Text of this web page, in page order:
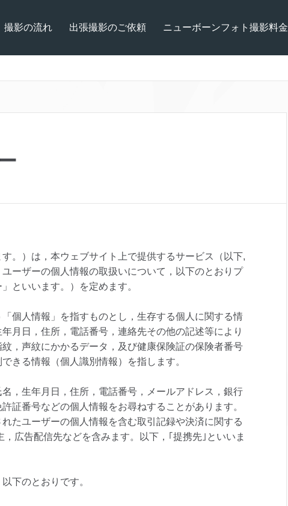
撮影の流れ 出張撮影のご依頼 ニューボーンフォト撮影料金
。）は，本ウェブサイト上で提供するサービス（以下,
ーザーの個人情報の取扱いについて，以下のとおりプ
といいます。）を定めます。
個人情報」を指すものとし，生存する個人に関する情
月日，住所，電話番号，連絡先その他の記述等により
，声紋にかかるデータ，及び健康保険証の保険者番号
きる情報（個人識別情報）を指します。
，生年月日，住所，電話番号，メールアドレス，銀行
証番号などの個人情報をお尋ねすることがあります。
たユーザーの個人情報を含む取引記録や決済に関する
広告配信先などを含みます。以下，｢提携先｣といいま
下のとおりです。